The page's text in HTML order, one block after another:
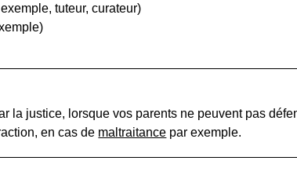
tuteur, curateur)
la justice, lorsque vos parents ne peuvent pas
en cas de maltraitance par exemple.